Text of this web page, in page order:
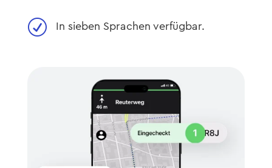
R In sieben Sprachen verfügbar.